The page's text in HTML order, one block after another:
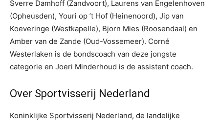
Sverre Damhoff (Zandvoort), Laurens van Engelenhoven
(Opheusden), Youri op ’t Hof (Heinenoord), Jip van
Koeveringe (Westkapelle), Bjorn Mies (Roosendaal) en
Amber van de Zande (Oud-Vossemeer). Corné
Westerlaken is de bondscoach van deze jongste
categorie en Joeri Minderhoud is de assistent coach.
Over Sportvisserij Nederland
Koninklijke Sportvisserij Nederland, de landelijke